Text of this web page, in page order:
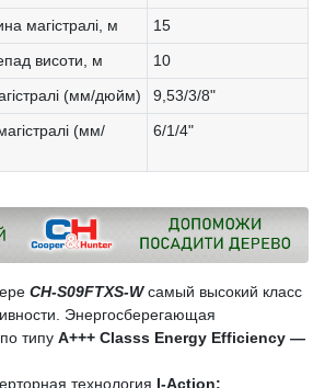
магістралі, м
15
висоти, м
10
(мм/дюйм)
9,53/3/8"
(мм/
6/1/4"
CH-S09FTXS-Wсамый высокий класс
Энергосберегающая
типу A+++ Classs Energy Efficiency —
технология I-Action;